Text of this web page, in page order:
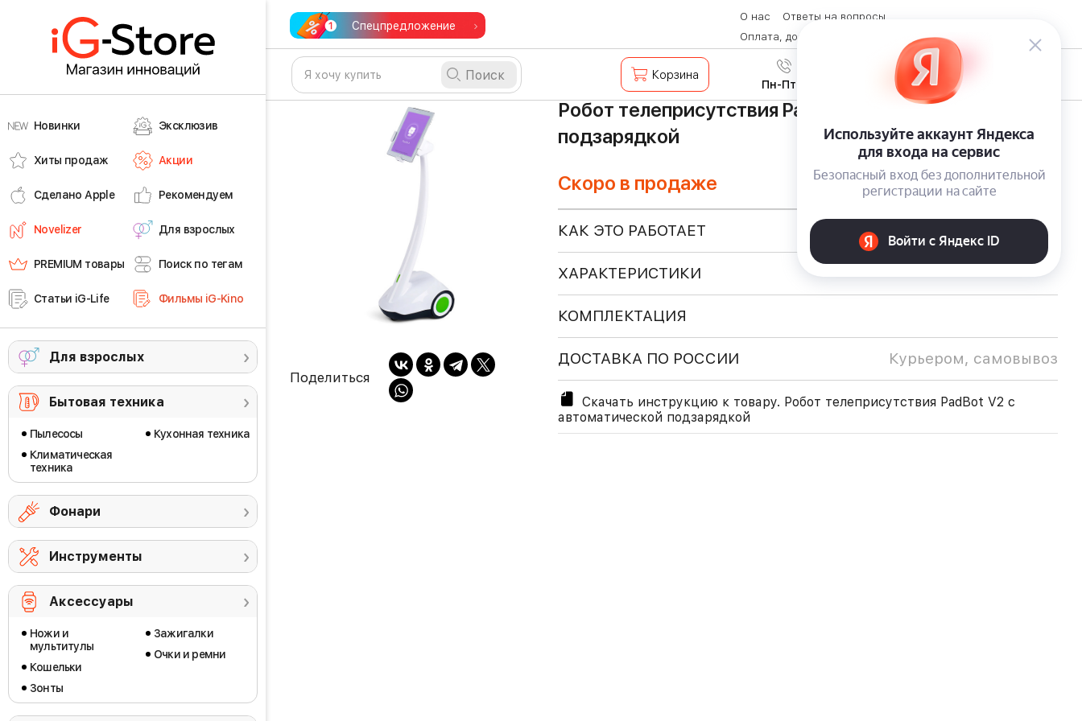
Новинки Эксклюзив
Хиты продаж Акции
Сделано Apple Рекомендуем
Novelizer Для взрослых
PREMIUM товары Поиск по тегам
Статьи iG-Life Фильмы iG-Kino
Для взрослых
Бытовая техника
Пылесосы
Климатическая
техника
Кухонная техника
Фонари
Инструменты
Аксессуары
Ножи и
мультитулы
Кошельки
Зонты
Зажигалки
Очки и ремни
Спецпредложение
О нас
Ответы на вопросы
Оплата, доставка и возврат товара
Контакты
Поиск Корзина 8 (800) 600-28-07
Пн-Пт с 9:00 до 19:00
Поделиться
Робот телеприсутствия PadBot V2 с автоматической
подзарядкой
Скоро в продаже
КАК ЭТО РАБОТАЕТ
ХАРАКТЕРИСТИКИ
КОМПЛЕКТАЦИЯ
ДОСТАВКА ПО РОССИИ Курьером, самовывоз
Скачать инструкцию к товару. Робот телеприсутствия PadBot V2 с
автоматической подзарядкой